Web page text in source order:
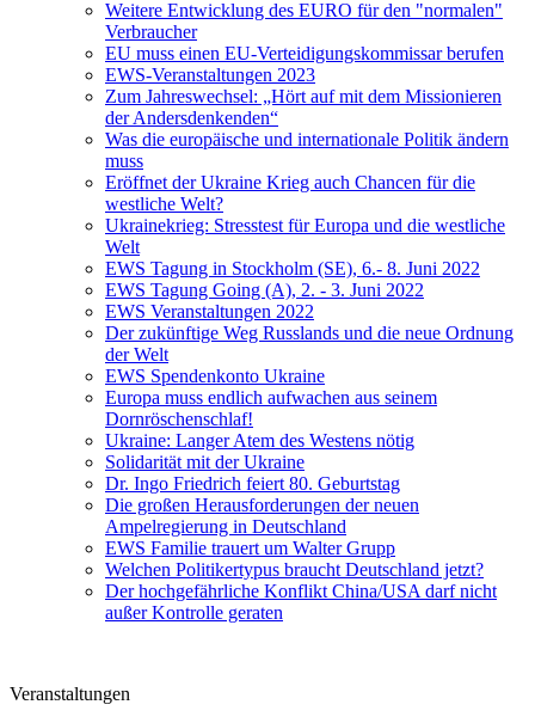
Weitere Entwicklung des EURO für den "normalen"
Verbraucher
EU muss einen EU-Verteidigungskommissar berufen
EWS-Veranstaltungen 2023
Zum Jahreswechsel: „Hört auf mit dem Missionieren
der Andersdenkenden“
Was die europäische und internationale Politik ändern
muss
Eröffnet der Ukraine Krieg auch Chancen für die
westliche Welt?
Ukrainekrieg: Stresstest für Europa und die westliche
Welt
EWS Tagung in Stockholm (SE), 6.- 8. Juni 2022
EWS Tagung Going (A), 2. - 3. Juni 2022
EWS Veranstaltungen 2022
Der zukünftige Weg Russlands und die neue Ordnung
der Welt
EWS Spendenkonto Ukraine
Europa muss endlich aufwachen aus seinem
Dornröschenschlaf!
Ukraine: Langer Atem des Westens nötig
Solidarität mit der Ukraine
Dr. Ingo Friedrich feiert 80. Geburtstag
Die großen Herausforderungen der neuen
Ampelregierung in Deutschland
EWS Familie trauert um Walter Grupp
Welchen Politikertypus braucht Deutschland jetzt?
Der hochgefährliche Konflikt China/USA darf nicht
außer Kontrolle geraten
Veranstaltungen